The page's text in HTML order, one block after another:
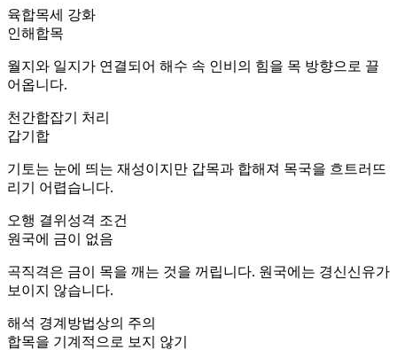
육합목세 강화
인해합목
월지와 일지가 연결되어 해수 속 인비의 힘을 목 방향으로 끌
어옵니다.
천간합잡기 처리
갑기합
기토는 눈에 띄는 재성이지만 갑목과 합해져 목국을 흐트러뜨
리기 어렵습니다.
오행 결위 성격 조건
원국에 금이 없음
곡직격은 금이 목을 깨는 것을 꺼립니다. 원국에는 경신신유가
보이지 않습니다.
해석 경계 방법상의 주의
합목을 기계적으로 보지 않기